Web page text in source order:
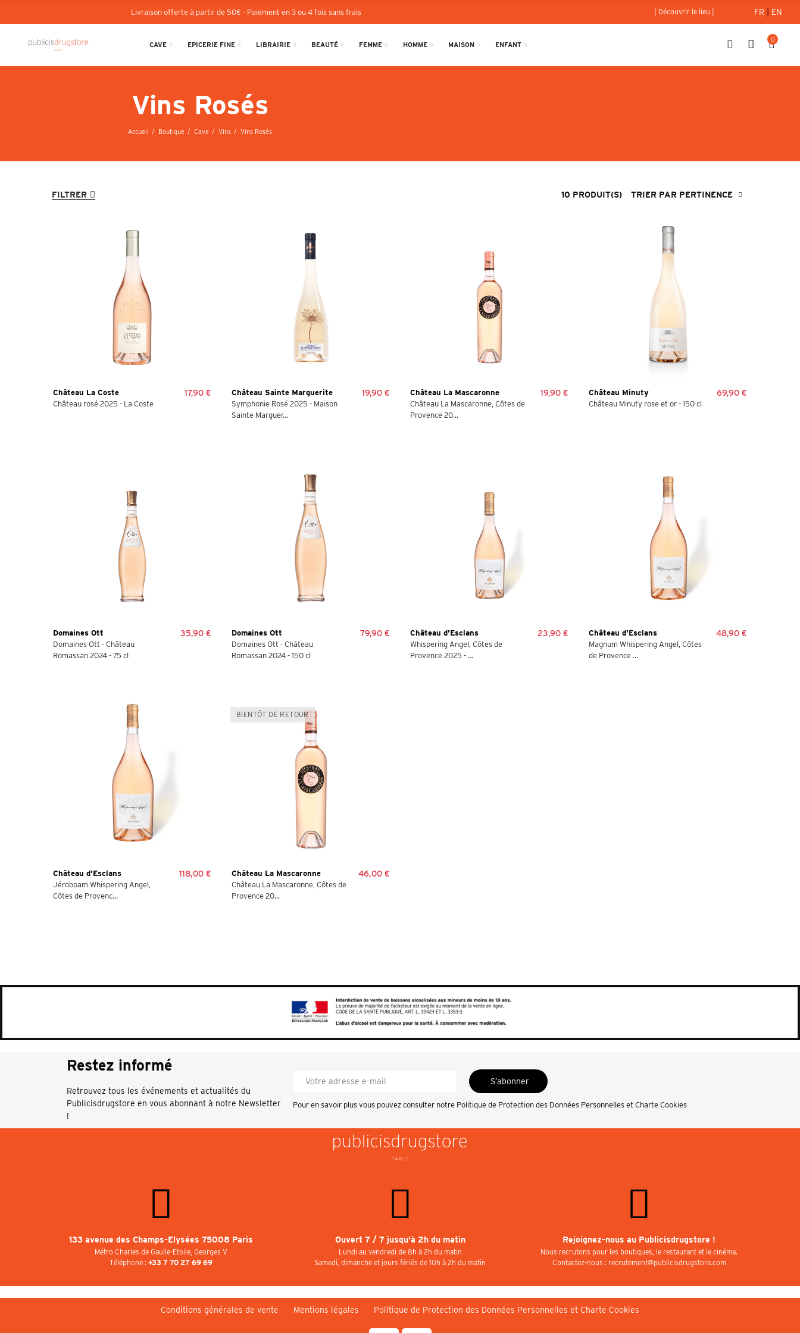
Livraison offerte à partir de 50€ - Paiement en 3 ou 4 fois sans frais | Découvrir le lieu | FR | EN
CAVE EPICERIE FINE LIBRAIRIE BEAUTÉ FEMME HOMME MAISON ENFANT
0
Vins Rosés
Accueil Boutique Cave Vins Vins Rosés
FILTRER 10 PRODUIT(S) TRIER PAR PERTINENCE
Château La Coste
Château rosé 2025 - La Coste
17,90 €
Château Sainte Marguerite
Symphonie Rosé 2025 - Maison
Sainte Marguer...
19,90 €
Château La Mascaronne
Château La Mascaronne, Côtes de
Provence 20...
19,90 €
Château Minuty
Château Minuty rose et or - 150 cl
69,90 €
Domaines Ott
Domaines Ott - Château
Romassan 2024 - 75 cl
35,90 €
Domaines Ott
Domaines Ott - Château
Romassan 2024 - 150 cl
79,90 €
Château d'Esclans
Whispering Angel, Côtes de
Provence 2025 - ...
23,90 €
Château d'Esclans
Magnum Whispering Angel, Côtes
de Provence ...
48,90 €
Château d'Esclans
Jéroboam Whispering Angel,
Côtes de Provenc...
118,00 €
BIENTÔT DE RETOUR
Château La Mascaronne
Château La Mascaronne, Côtes de
Provence 20...
46,00 €
Restez informé
Retrouvez tous les événements et actualités du
Publicisdrugstore en vous abonnant à notre Newsletter
!
S’abonner
Pour en savoir plus vous pouvez consulter notre Politique de Protection des Données Personnelles et Charte Cookies
133 avenue des Champs-Elysées 75008 Paris
Métro Charles de Gaulle-Etoile, Georges V
Téléphone : +33 7 70 27 69 69
Ouvert 7 / 7 jusqu'à 2h du matin
Lundi au vendredi de 8h à 2h du matin
Samedi, dimanche et jours fériés de 10h à 2h du matin
Rejoignez-nous au Publicisdrugstore !
Nous recrutons pour les boutiques, le restaurant et le cinéma.
Contactez-nous : recrutement@publicisdrugstore.com
Conditions générales de vente Mentions légales Politique de Protection des Données Personnelles et Charte Cookies